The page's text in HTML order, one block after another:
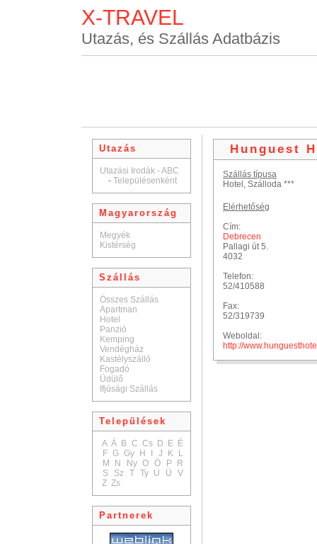
X-TRAVEL
Utazás, és Szállás Adatbázis
Utazás
Utazási Irodák - ABC
- Településenként
Magyarország
Megyék
Kistérség
Szállás
Összes Szállás
Apartman
Hotel
Panzió
Kemping
Vendégház
Kastélyszálló
Fogadó
Üdülő
Ifjúsági Szállás
Települések
A Á B C Cs D E É
F G Gy H J K
L
M
N Ny O Ö P
R
S
Sz T Ty U Ü
V
Z Zs
Partnerek
Hunguest
Szállás típusa
Hotel, Szálloda ***
Elérhetőség
Cím:
Debrecen
Pallagi út 5.
4032
Telefon:
52/410588
Fax:
52/319739
Weboldal:
http://